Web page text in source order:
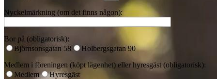
Nyckelmärkning (om det finns någon):
Bor på (obligatorisk):
Björnsonsgatan 58
Holbergsgatan 90
Medlem i föreningen (köpt lägenhet) eller hyresgäst (obligatorisk):
Medlem
Hyresgäst